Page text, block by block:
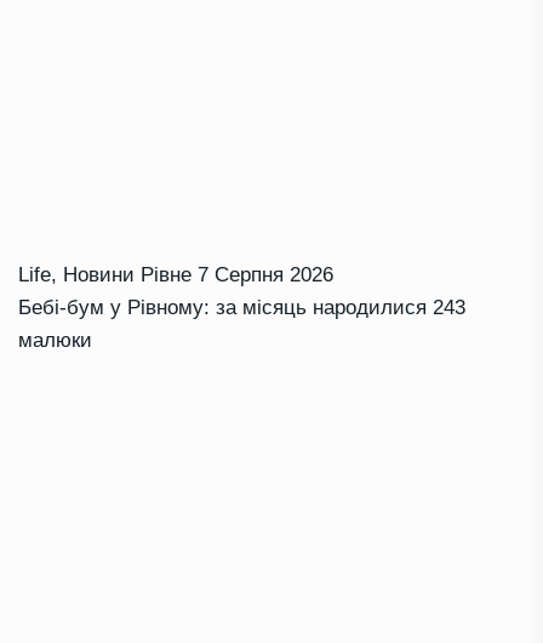
Life, Новини Рівне 7 Серпня 2026
Бебі-бум у Рівному: за місяць народилися 243
малюки